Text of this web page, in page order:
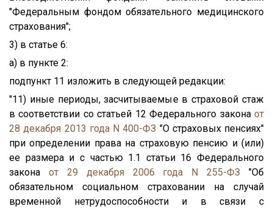
"Федеральным фондом обязательного медицинского
страхования";
3) в статье 6:
а) в пункте 2:
подпункт 11 изложить в следующей редакции:
"11) иные периоды, засчитываемые в страховой стаж
в соответствии со статьей 12 Федерального закона от
28 декабря 2013 года N 400-ФЗ "О страховых пенсиях"
при определении права на страховую пенсию и (или)
ее размера и с частью 1.1 статьи 16 Федерального
закона от 29 декабря 2006 года N 255-ФЗ "Об
обязательном социальном страховании на случай
временной нетрудоспособности и в связи с